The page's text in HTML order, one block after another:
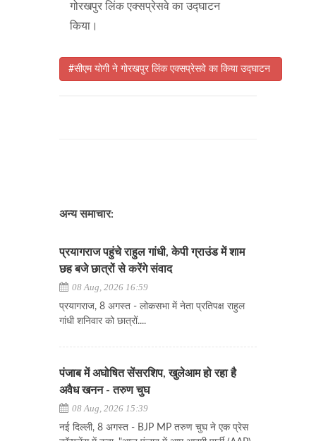
गोरखपुर लिंक एक्सप्रेसवे का उद्घाटन
किया।
#सीएम योगी ने गोरखपुर लिंक एक्सप्रेसवे का किया उद्घाटन
अन्य समाचार:
प्रयागराज पहुंचे राहुल गांधी, केपी ग्राउंड में शाम
छह बजे छात्रों से करेंगे संवाद
08 Aug, 2026 16:59
प्रयागराज, 8 अगस्त - लोकसभा में नेता प्रतिपक्ष राहुल
गांधी शनिवार को छात्रों....
पंजाब में अघोषित सेंसरशिप, खुलेआम हो रहा है
अवैध खनन - तरुण चुघ
08 Aug, 2026 15:39
नई दिल्ली, 8 अगस्त - BJP MP तरुण चुघ ने एक प्रेस